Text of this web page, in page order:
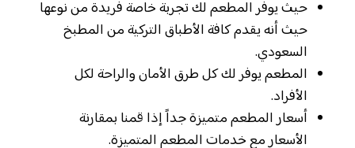
حيث يوفر المطعم لك تجربة خاصة فريدة من نوعها
حيث أنه يقدم كافة الأطباق التركية من المطبخ
السعودي.
المطعم يوفر لك كل طرق الأمان والراحة لكل
الأفراد.
أسعار المطعم متميزة جداً إذا قمنا بمقارنة
الأسعار مع خدمات المطعم المتميزة.